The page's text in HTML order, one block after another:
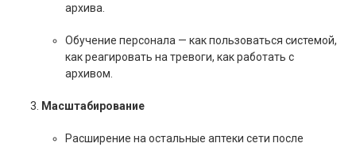
архива.
Обучение персонала — как пользоваться системой,
как реагировать на тревоги, как работать с
архивом.
Масштабирование
Расширение на остальные аптеки сети после